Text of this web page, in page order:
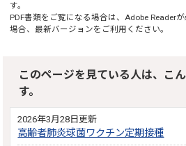
す。
PDF書類をご覧になる場合は、Adobe Reader
場合、最新バージョンをご利用ください。
このページを見ている人は、こ
す。
2026年3月28日更新
高齢者肺炎球菌ワクチン定期接種